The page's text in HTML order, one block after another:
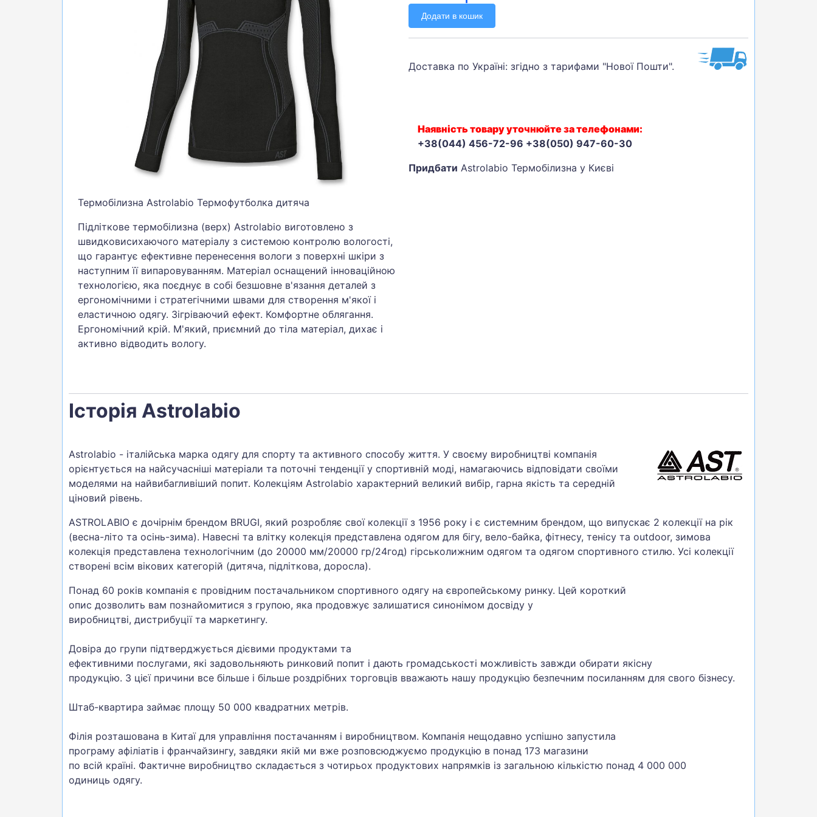
БІГ, ФІТНЕС, М'ЯЧІ
ТЕНІС, БАДМІНТОН
ВОДНІ ВИДИ СПОРТУ
Термобілизна Astrolabio Термофутболка дитяча
Підліткове термобілизна (верх) Astrolabio виготовлено з
швидковисихаючого матеріалу з системою контролю вологості,
що гарантує ефективне перенесення вологи з поверхні шкіри з
наступним її випаровуванням. Матеріал оснащений інноваційною
технологією, яка поєднує в собі безшовне в'язання деталей з
ергономічними і стратегічними швами для створення м'якої і
еластичною одягу. Зігріваючий ефект. Комфортне облягання.
Ергономічний крій. М'який, приємний до тіла матеріал, дихає і
активно відводить вологу.
Додати в кошик
Доставка по Україні: згідно з тарифами "Нової Пошти".
Наявність товару уточнюйте за телефонами:
+38(044) 456-72-96 +38(050) 947-60-30
Придбати Astrolabio Термобілизна у Києві
Історія Astrolabio
Astrolabio - італійська марка одягу для спорту та активного способу життя. У своєму виробництві компанія
орієнтується на найсучасніші матеріали та поточні тенденції у спортивній моді, намагаючись відповідати своїми
моделями на найвибагливіший попит. Колекціям Astrolabio характерний великий вибір, гарна якість та середній
ціновий рівень.
ASTROLABIO є дочірнім брендом BRUGI, який розробляє свої колекції з 1956 року і є системним брендом, що випускає 2 колекції на рік
(весна-літо та осінь-зима). Навесні та влітку колекція представлена одягом для бігу, вело-байка, фітнесу, тенісу та outdoor, зимова
колекція представлена технологічним (до 20000 мм/20000 гр/24год) гірськолижним одягом та одягом спортивного стилю. Усі колекції
створені всім вікових категорій (дитяча, підліткова, доросла).
Понад 60 років компанія є провідним постачальником спортивного одягу на європейському ринку. Цей короткий
опис дозволить вам познайомитися з групою, яка продовжує залишатися синонімом досвіду у
виробництві, дистрибуції та маркетингу.
Довіра до групи підтверджується дієвими продуктами та
ефективними послугами, які задовольняють ринковий попит і дають громадськості можливість завжди обирати якісну
продукцію. З цієї причини все більше і більше роздрібних торговців вважають нашу продукцію безпечним посиланням для свого бізнесу.
Штаб-квартира займає площу 50 000 квадратних метрів.
Філія розташована в Китаї для управління постачанням і виробництвом. Компанія нещодавно успішно запустила
програму афіліатів і франчайзингу, завдяки якій ми вже розповсюджуємо продукцію в понад 173 магазини
по всій країні. Фактичне виробництво складається з чотирьох продуктових напрямків із загальною кількістю понад 4 000 000
одиниць одягу.